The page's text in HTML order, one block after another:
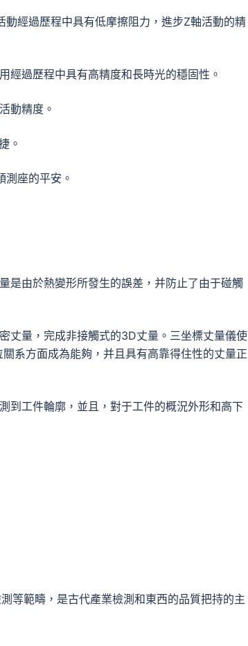
經過歷程中具有低摩擦阻力，進步Z軸活動的精
經過歷程中具有高精度和長時光的穩固性。
動精度。
。
座的平安。
是由於熱變形所發生的誤差，并防止了由于碰觸
丈量，完成非接觸式的3D丈量。三坐標丈量儀使
系方面成為能夠，并且具有高靠得住性的丈量正
到工件輪廓，並且，對于工件的概況外形和高下
等範疇，是古代產業檢測和東西的品質把持的主